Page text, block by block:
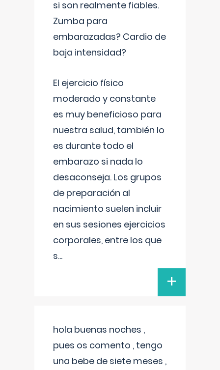
si son realmente fiables.
Zumba para
embarazadas? Cardio de
baja intensidad?
El ejercicio físico
moderado y constante
es muy beneficioso para
nuestra salud, también lo
es durante todo el
embarazo si nada lo
desaconseja. Los grupos
de preparación al
nacimiento suelen incluir
en sus sesiones ejercicios
corporales, entre los que
s...
+
hola buenas noches ,
pues os comento , tengo
una bebe de siete meses ,